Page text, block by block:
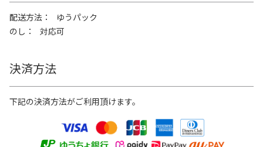
配送方法
ゆうパック
のし
対応可
決済方法
下記の決済方法がご利用頂けます。